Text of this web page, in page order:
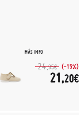
MÁS INFO
24,95€ (-15%)
21,20€